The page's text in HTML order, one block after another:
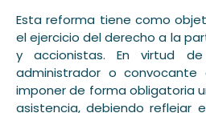
Esta reforma tiene como
el ejercicio del derecho a la
y accionistas. En virtud
administrador o
imponer de forma obligatoria
asistencia, debiendo reflejar